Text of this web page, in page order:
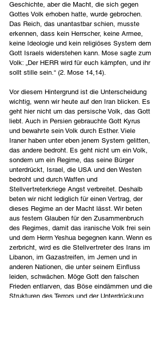
Geschichte, aber die Macht, die sich gegen
Gottes Volk erhoben hatte, wurde gebrochen.
Das Reich, das unantastbar schien, musste
erkennen, dass kein Herrscher, keine Armee,
keine Ideologie und kein religiöses System dem
Gott Israels widerstehen kann. Mose sagte zum
Volk: „Der HERR wird für euch kämpfen, und ihr
sollt stille sein.“ (2. Mose 14,14).
Vor diesem Hintergrund ist die Unterscheidung
wichtig, wenn wir heute auf den Iran blicken. Es
geht hier nicht um das persische Volk, das Gott
liebt. Auch in Persien gebrauchte Gott Kyrus
und bewahrte sein Volk durch Esther. Viele
Iraner haben unter eben jenem System gelitten,
das andere bedroht. Es geht nicht um ein Volk,
sondern um ein Regime, das seine Bürger
unterdrückt, Israel, die USA und den Westen
bedroht und durch Waffen und
Stellvertreterkriege Angst verbreitet. Deshalb
beten wir nicht lediglich für einen Vertrag, der
dieses Regime an der Macht lässt. Wir beten
aus festem Glauben für den Zusammenbruch
des Regimes, damit das iranische Volk frei sein
und dem Herrn Yeshua begegnen kann. Wenn es
zerbricht, wird es die Stellvertreter des Irans im
Libanon, im Gazastreifen, im Jemen und in
anderen Nationen, die unter seinem Einfluss
leiden, schwächen. Möge Gott den falschen
Frieden entlarven, das Böse eindämmen und die
Strukturen des Terrors und der Unterdrückung